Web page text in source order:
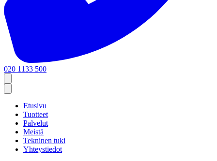
020 1133 500
Etusivu
Tuotteet
Palvelut
Meistä
Tekninen tuki
Yhteystiedot